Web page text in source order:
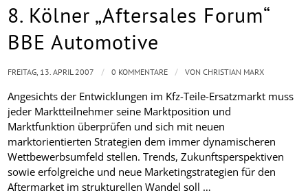
8. Kölner „Aftersales Forum“
BBE Automotive
Angesichts der Entwicklungen im Kfz-Teile-Ersatzmarkt muss
jeder Marktteilnehmer seine Marktposition und
Marktfunktion überprüfen und sich mit neuen
marktorientierten Strategien dem immer dynamischeren
Wettbewerbsumfeld stellen. Trends, Zukunftsperspektiven
sowie erfolgreiche und neue Marketingstrategien für den
Aftermarket im strukturellen Wandel soll …
FREITAG, 13. APRIL 2007 / 0 KOMMENTARE / VONCHRISTIAN MARX